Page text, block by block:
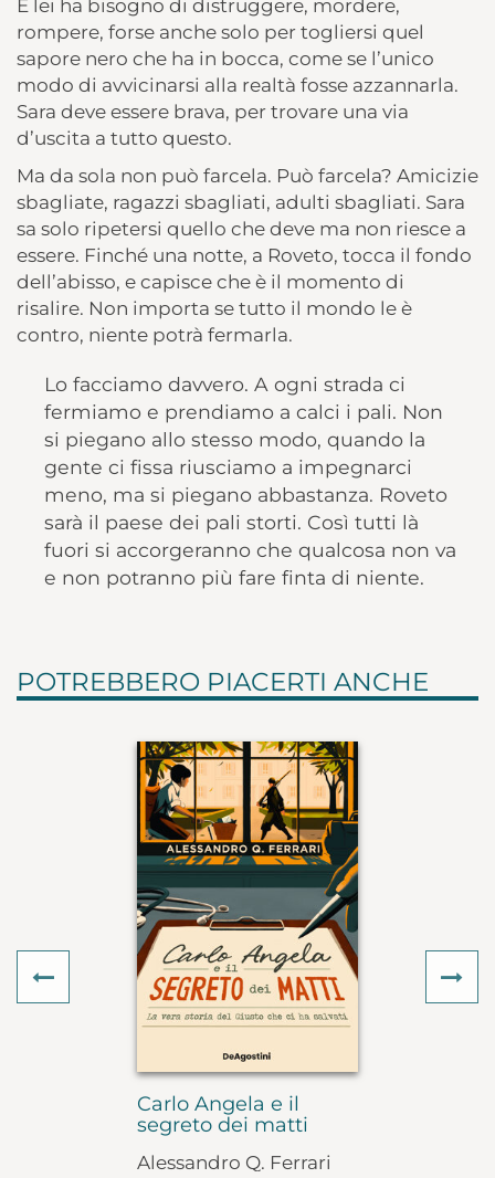
E lei ha bisogno di distruggere, mordere,
rompere, forse anche solo per togliersi quel
sapore nero che ha in bocca, come se l’unico
modo di avvicinarsi alla realtà fosse azzannarla.
Sara deve essere brava, per trovare una via
d’uscita a tutto questo.
Ma da sola non può farcela. Può farcela? Amicizie
sbagliate, ragazzi sbagliati, adulti sbagliati. Sara
sa solo ripetersi quello che deve ma non riesce a
essere. Finché una notte, a Roveto, tocca il fondo
dell’abisso, e capisce che è il momento di
risalire. Non importa se tutto il mondo le è
contro, niente potrà fermarla.
Lo facciamo davvero. A ogni strada ci
fermiamo e prendiamo a calci i pali. Non
si piegano allo stesso modo, quando la
gente ci fissa riusciamo a impegnarci
meno, ma si piegano abbastanza. Roveto
sarà il paese dei pali storti. Così tutti là
fuori si accorgeranno che qualcosa non va
e non potranno più fare finta di niente.
POTREBBERO PIACERTI ANCHE
Carlo Angela e il
segreto dei matti
Alessandro Q. Ferrari
Previous